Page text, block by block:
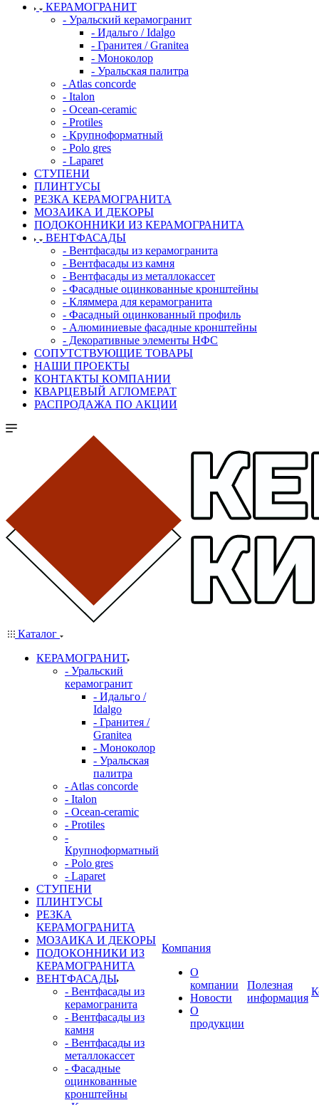
КЕРАМОГРАНИТ
- Уральский керамогранит
- Идальго / Idalgo
- Гранитея / Granitea
- Моноколор
- Уральская палитра
- Atlas concorde
- Italon
- Ocean-ceramic
- Protiles
- Крупноформатный
- Polo gres
- Laparet
СТУПЕНИ
ПЛИНТУСЫ
РЕЗКА КЕРАМОГРАНИТА
МОЗАИКА И ДЕКОРЫ
ПОДОКОННИКИ ИЗ КЕРАМОГРАНИТА
ВЕНТФАСАДЫ
- Вентфасады из керамогранита
- Вентфасады из камня
- Вентфасады из металлокассет
- Фасадные оцинкованные кронштейны
- Кляммера для керамогранита
- Фасадный оцинкованный профиль
- Алюминиевые фасадные кронштейны
- Декоративные элементы НФС
СОПУТСТВУЮЩИЕ ТОВАРЫ
НАШИ ПРОЕКТЫ
КОНТАКТЫ КОМПАНИИ
КВАРЦЕВЫЙ АГЛОМЕРАТ
РАСПРОДАЖА ПО АКЦИИ
Каталог
КЕРАМОГРАНИТ
- Уральский
керамогранит
- Идальго /
Idalgo
- Гранитея /
Granitea
- Моноколор
- Уральская
палитра
- Atlas concorde
- Italon
- Ocean-ceramic
- Protiles
-
Крупноформатный
- Polo gres
- Laparet
СТУПЕНИ
ПЛИНТУСЫ
РЕЗКА
КЕРАМОГРАНИТА
МОЗАИКА И ДЕКОРЫ
ПОДОКОННИКИ ИЗ
КЕРАМОГРАНИТА
ВЕНТФАСАДЫ
- Вентфасады из
керамогранита
- Вентфасады из
камня
- Вентфасады из
металлокассет
- Фасадные
оцинкованные
кронштейны
Компания
О
компании
Новости
О
продукции
Полезная
информация